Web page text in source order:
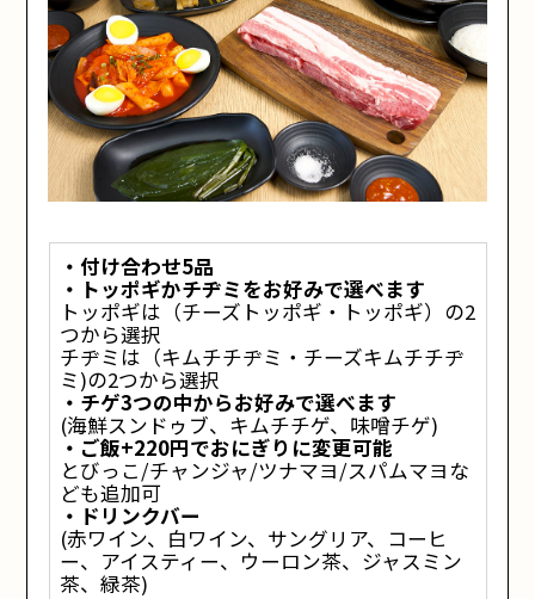
・付け合わせ5品
・トッポギかチヂミをお好みで選べます
トッポギは（チーズトッポギ・トッポギ）の2
つから選択
チヂミは（キムチチヂミ・チーズキムチチヂ
ミ)の2つから選択
・チゲ3つの中からお好みで選べます
(海鮮スンドゥブ、キムチチゲ、味噌チゲ)
・ご飯+220円でおにぎりに変更可能
とびっこ/チャンジャ/ツナマヨ/スパムマヨな
ども追加可
・ドリンクバー
(赤ワイン、白ワイン、サングリア、コーヒ
ー、アイスティー、ウーロン茶、ジャスミン
茶、緑茶)